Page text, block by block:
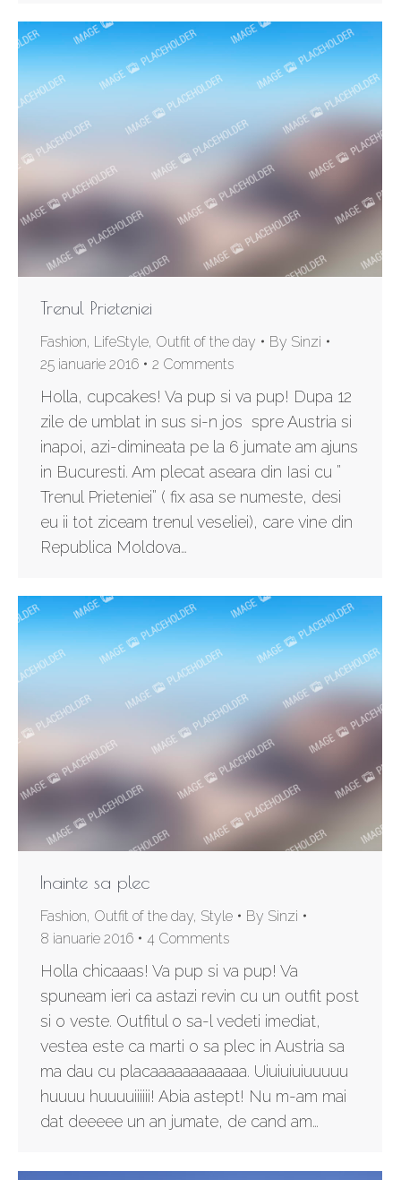
Trenul Prieteniei
Fashion, LifeStyle, Outfit of the day By Sinzi
25 ianuarie 2016
2 Comments
Holla, cupcakes! Va pup si va pup! Dupa 12
zile de umblat in sus si-n jos spre Austria si
inapoi, azi-dimineata pe la 6 jumate am ajuns
in Bucuresti. Am plecat aseara din Iasi cu ”
Trenul Prieteniei” ( fix asa se numeste, desi
eu ii tot ziceam trenul veseliei), care vine din
Republica Moldova…
Inainte sa plec
Fashion, Outfit of the day, Style By Sinzi
8 ianuarie 2016
4 Comments
Holla chicaaas! Va pup si va pup! Va
spuneam ieri ca astazi revin cu un outfit post
si o veste. Outfitul o sa-l vedeti imediat,
vestea este ca marti o sa plec in Austria sa
ma dau cu placaaaaaaaaaaaa. Uiuiuiuiuuuuu
huuuu huuuuiiiiii! Abia astept! Nu m-am mai
dat deeeee un an jumate, de cand am…